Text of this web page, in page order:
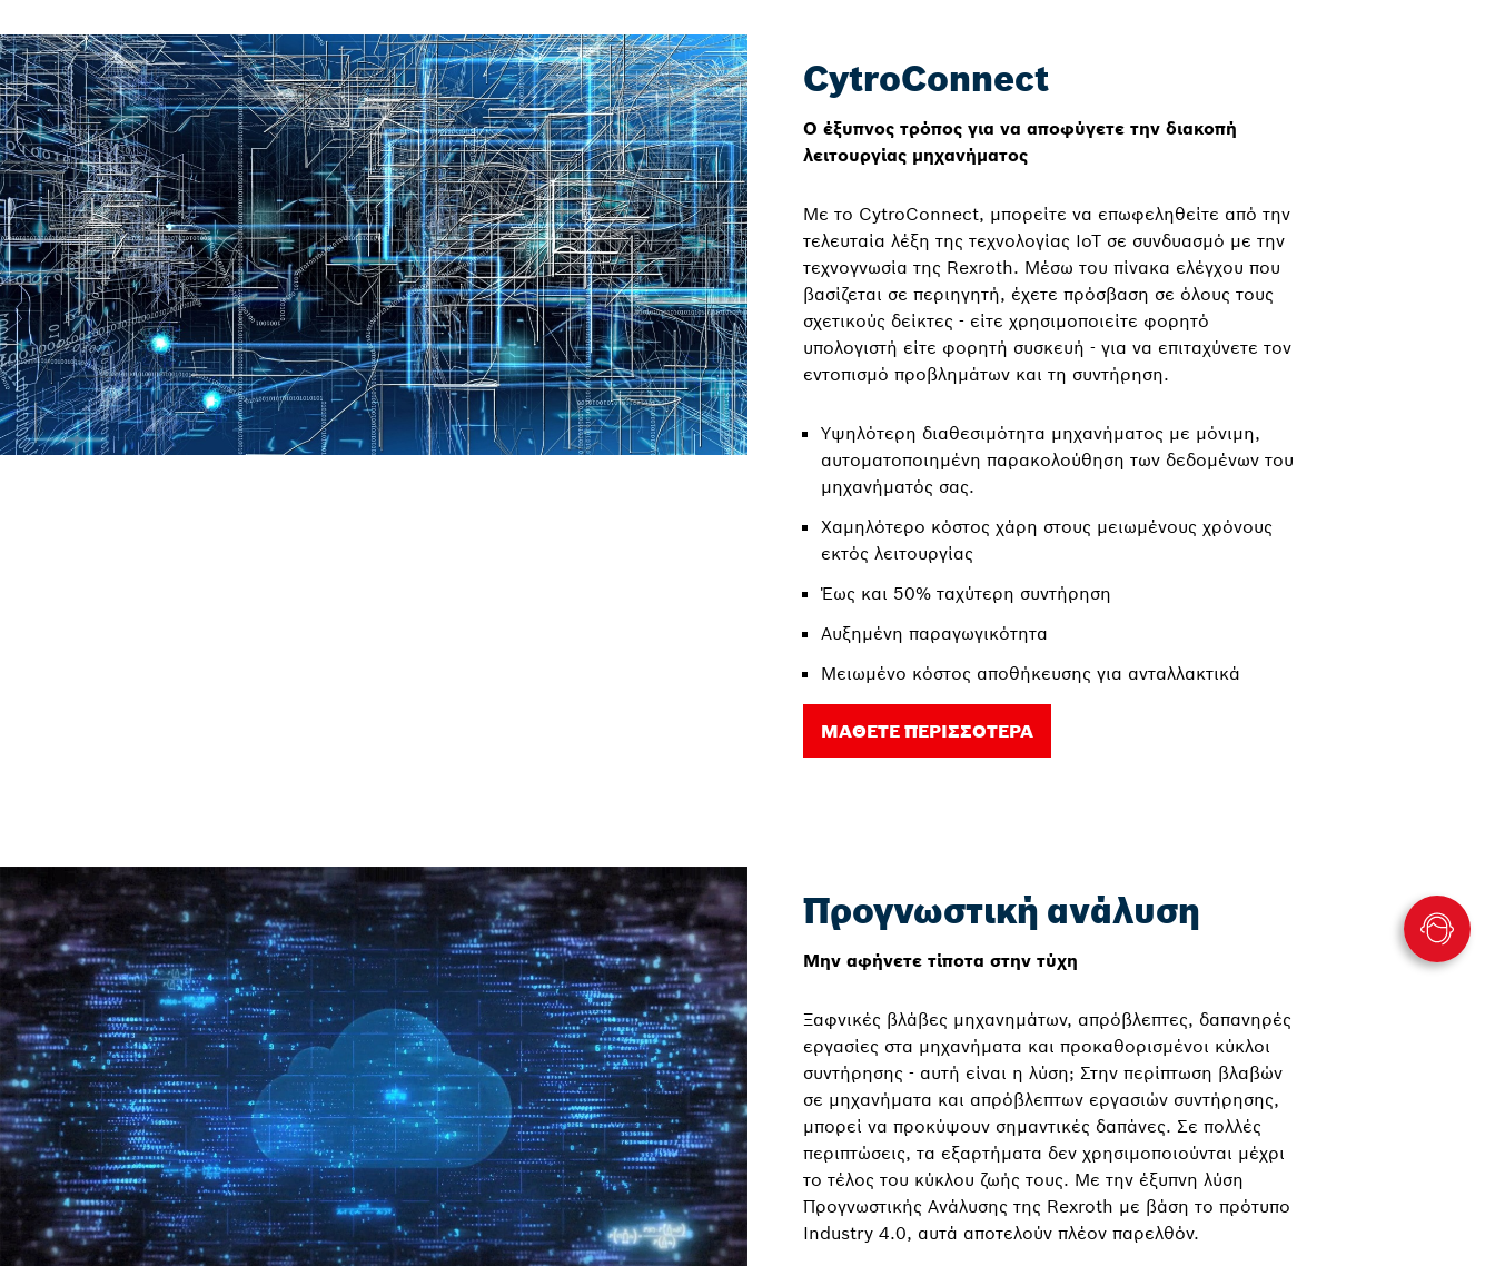
CytroConnect
Ο έξυπνος τρόπος για να αποφύγετε την διακοπή
λειτουργίας μηχανήματος
Με το CytroConnect, μπορείτε να επωφεληθείτε από την
τελευταία λέξη της τεχνολογίας IoT σε συνδυασμό με την
τεχνογνωσία της Rexroth. Μέσω του πίνακα ελέγχου που
βασίζεται σε περιηγητή, έχετε πρόσβαση σε όλους τους
σχετικούς δείκτες - είτε χρησιμοποιείτε φορητό
υπολογιστή είτε φορητή συσκευή - για να επιταχύνετε τον
εντοπισμό προβλημάτων και τη συντήρηση.
Υψηλότερη διαθεσιμότητα μηχανήματος με μόνιμη,
αυτοματοποιημένη παρακολούθηση των δεδομένων του
μηχανήματός σας.
Χαμηλότερο κόστος χάρη στους μειωμένους χρόνους
εκτός λειτουργίας
Έως και 50% ταχύτερη συντήρηση
Αυξημένη παραγωγικότητα
Μειωμένο κόστος αποθήκευσης για ανταλλακτικά
ΜΆΘΕΤΕ ΠΕΡΙΣΣΌΤΕΡΑ
Προγνωστική ανάλυση
Μην αφήνετε τίποτα στην τύχη
Ξαφνικές βλάβες μηχανημάτων, απρόβλεπτες, δαπανηρές
εργασίες στα μηχανήματα και προκαθορισμένοι κύκλοι
συντήρησης - αυτή είναι η λύση; Στην περίπτωση βλαβών
σε μηχανήματα και απρόβλεπτων εργασιών συντήρησης,
μπορεί να προκύψουν σημαντικές δαπάνες. Σε πολλές
περιπτώσεις, τα εξαρτήματα δεν χρησιμοποιούνται μέχρι
το τέλος του κύκλου ζωής τους. Με την έξυπνη λύση
Προγνωστικής Ανάλυσης της Rexroth με βάση το πρότυπο
Industry 4.0, αυτά αποτελούν πλέον παρελθόν.